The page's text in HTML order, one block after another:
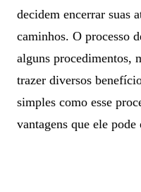
decidem encerrar suas
caminhos. O processo
alguns procedimentos,
trazer diversos
simples como esse
vantagens que ele pode